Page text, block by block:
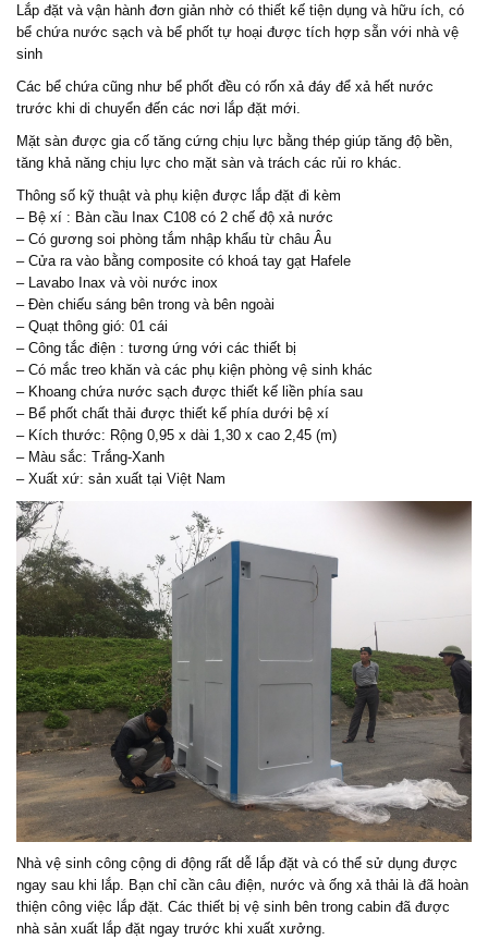
Lắp đặt và vận hành đơn giản nhờ có thiết kế tiện dụng và hữu ích, có
bể chứa nước sạch và bể phốt tự hoại được tích hợp sẵn với nhà vệ
sinh
Các bể chứa cũng như bể phốt đều có rốn xả đáy để xả hết nước
trước khi di chuyển đến các nơi lắp đặt mới.
Mặt sàn được gia cố tăng cứng chịu lực bằng thép giúp tăng độ bền,
tăng khả năng chịu lực cho mặt sàn và trách các rủi ro khác.
Thông số kỹ thuật và phụ kiện được lắp đặt đi kèm
– Bệ xí : Bàn cầu Inax C108 có 2 chế độ xả nước
– Có gương soi phòng tắm nhập khẩu từ châu Âu
– Cửa ra vào bằng composite có khoá tay gạt Hafele
– Lavabo Inax và vòi nước inox
– Đèn chiếu sáng bên trong và bên ngoài
– Quạt thông gió: 01 cái
– Công tắc điện : tương ứng với các thiết bị
– Có mắc treo khăn và các phụ kiện phòng vệ sinh khác
– Khoang chứa nước sạch được thiết kế liền phía sau
– Bể phốt chất thải được thiết kế phía dưới bệ xí
– Kích thước: Rộng 0,95 x dài 1,30 x cao 2,45 (m)
– Màu sắc: Trắng-Xanh
– Xuất xứ: sản xuất tại Việt Nam
Nhà vệ sinh công cộng di động rất dễ lắp đặt và có thể sử dụng được
ngay sau khi lắp. Bạn chỉ cần câu điện, nước và ống xả thải là đã hoàn
thiện công việc lắp đặt. Các thiết bị vệ sinh bên trong cabin đã được
nhà sản xuất lắp đặt ngay trước khi xuất xưởng.